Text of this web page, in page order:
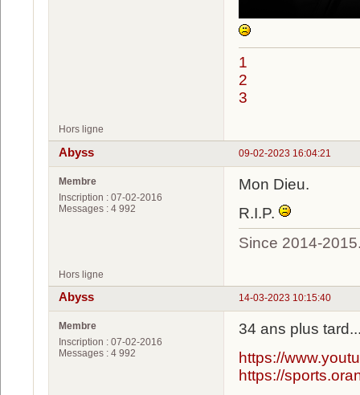
1
2
3
Hors ligne
09-02-2023 16:04:21
Abyss
Membre
Inscription : 07-02-2016
Messages : 4 992
Mon Dieu.
R.I.P.
Since 2014-
Hors ligne
14-03-2023 10:15:40
Abyss
Membre
Inscription : 07-02-2016
Messages : 4 992
34 ans plus
https://
https://